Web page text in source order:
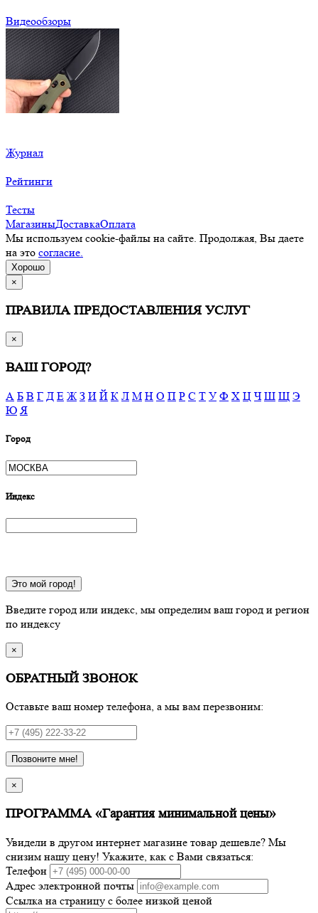
Видеообзоры
Журнал
Рейтинги
Тесты
МагазиныДоставкаОплата
Мы используем cookie-файлы на сайте. Продолжая, Вы даете
на это согласие.
Хорошо
×
ПРАВИЛА ПРЕДОСТАВЛЕНИЯ УСЛУГ
×
ВАШ ГОРОД?
А Б В Г Д Е Ж З И Й К Л М Н О П Р С Т У Ф Х Ц Ч Ш Щ Э
Ю Я
Город
Индекс
Это мой город!
Введите город или индекс, мы определим ваш город и регион
по индексу
×
ОБРАТНЫЙ ЗВОНОК
Оставьте ваш номер телефона, а мы вам перезвоним:
Позвоните мне!
×
ПРОГРАММА «Гарантия минимальной цены»
Увидели в другом интернет магазине товар дешевле? Мы
снизим нашу цену! Укажите, как с Вами связаться:
Телефон
Адрес электронной почты
Ссылка на страницу с более низкой ценой